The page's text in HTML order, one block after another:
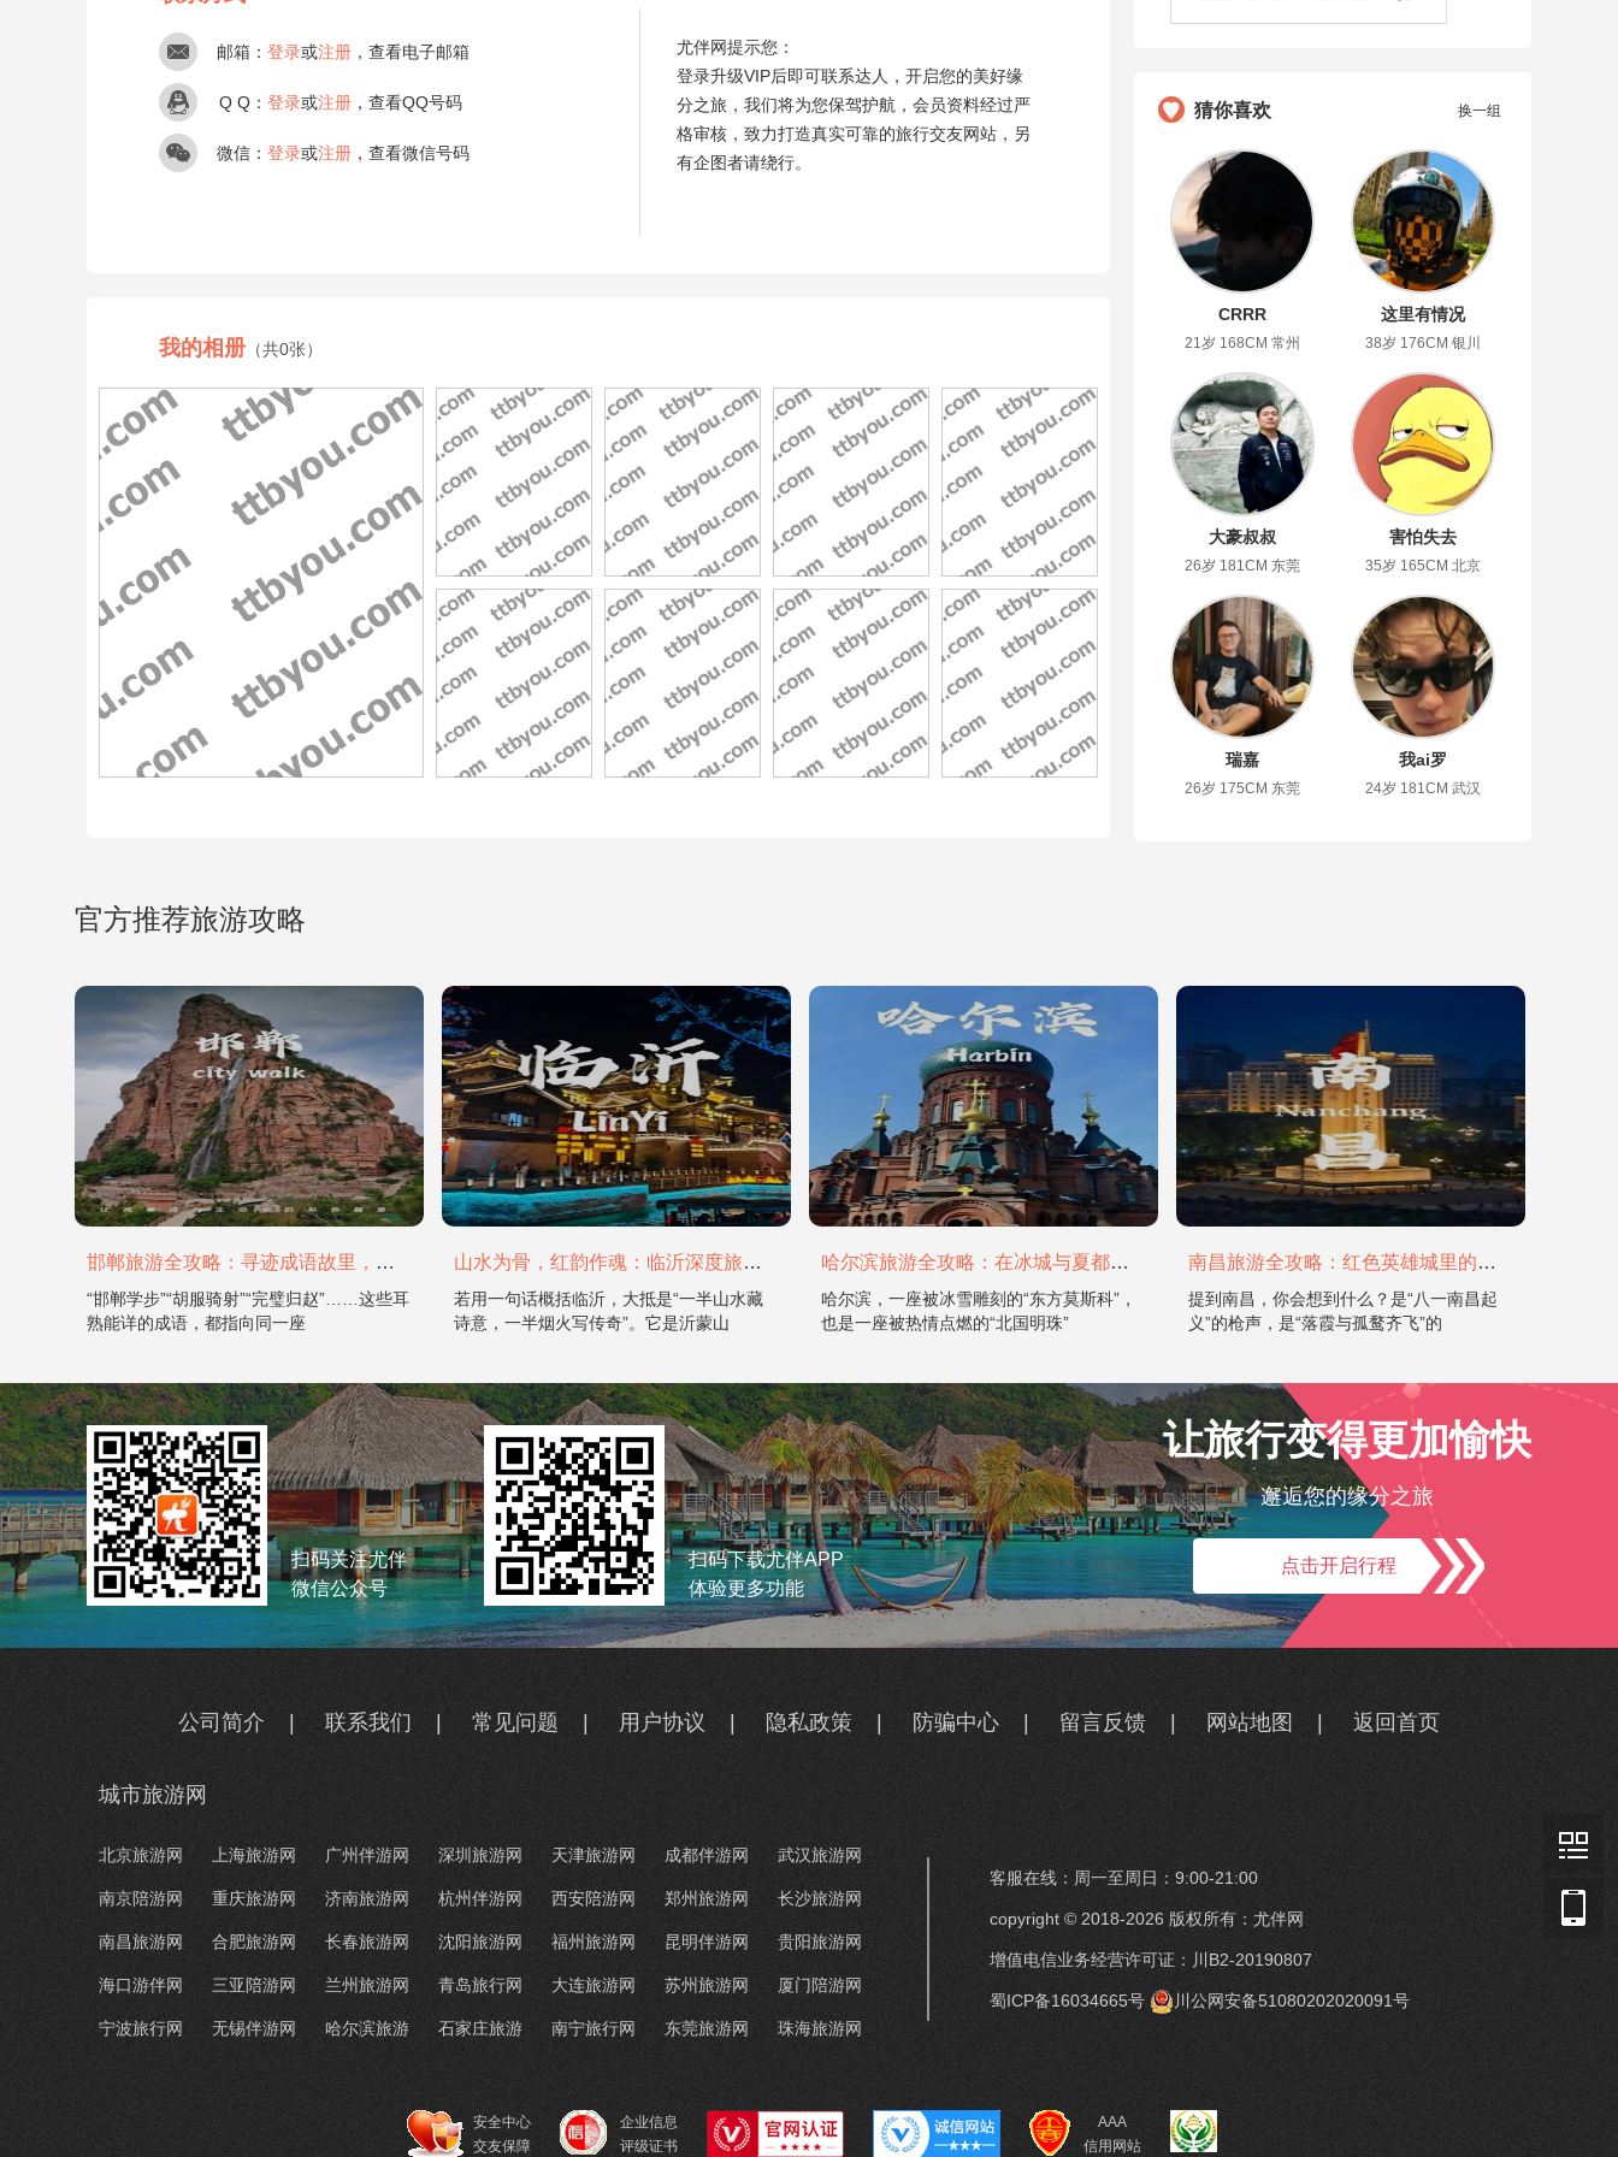
邮箱： 登录或注册 ，查看电子邮箱
Q Q： 登录或注册 ，查看QQ号码
微信： 登录或注册 ，查看微信号码
尤伴网提示您：
登录升级VIP后即可联系达人，开启您的美好缘
分之旅，我们将为您保驾护航，会员资料经过严
格审核，致力打造真实可靠的旅行交友网站，另
有企图者请绕行。
我的相册 （共0张）
猜你喜欢 换一组
CRRR
21岁 168CM 常州
这里有情况
38岁 176CM 银川
大豪叔叔
26岁 181CM 东莞
害怕失去
35岁 165CM 北京
瑞嘉
26岁 175CM 东莞
我ai罗
24岁 181CM 武汉
官方推荐旅游攻略
邯郸旅游全攻略：寻迹成语故里，邂逅太行古韵
“邯郸学步”“胡服骑射”“完璧归赵”……这些耳
熟能详的成语，都指向同一座
山水为骨，红韵作魂：临沂深度旅游攻略
若用一句话概括临沂，大抵是“一半山水藏
诗意，一半烟火写传奇”。它是沂蒙山
哈尔滨旅游全攻略：在冰城与夏都，邂逅欧陆童话与中国浪漫
哈尔滨，一座被冰雪雕刻的“东方莫斯科”，
也是一座被热情点燃的“北国明珠”
南昌旅游全攻略：红色英雄城里的烟火与山水
提到南昌，你会想到什么？是“八一南昌起
义”的枪声，是“落霞与孤鹜齐飞”的
扫码关注尤伴
微信公众号
扫码下载尤伴APP
体验更多功能
让旅行变得更加愉快
邂逅您的缘分之旅
点击开启行程
公司简介 联系我们 常见问题 用户协议 隐私政策 防骗中心 留言反馈 网站地图 返回首页
城市旅游网
北京旅游网 上海旅游网 广州伴游网 深圳旅游网 天津旅游网 成都伴游网 武汉旅游网
南京陪游网 重庆旅游网 济南旅游网 杭州伴游网 西安陪游网 郑州旅游网 长沙旅游网
南昌旅游网 合肥旅游网 长春旅游网 沈阳旅游网 福州旅游网 昆明伴游网 贵阳旅游网
海口游伴网 三亚陪游网 兰州旅游网 青岛旅行网 大连旅游网 苏州旅游网 厦门陪游网
宁波旅行网 无锡伴游网 哈尔滨旅游 石家庄旅游 南宁旅行网 东莞旅游网 珠海旅游网
客服在线：周一至周日：9:00-21:00
copyright © 2018-2026 版权所有：尤伴网
增值电信业务经营许可证：川B2-20190807
蜀ICP备16034665号 川公网安备51080202020091号
安全中心
交友保障
企业信息
评级证书
AAA
信用网站